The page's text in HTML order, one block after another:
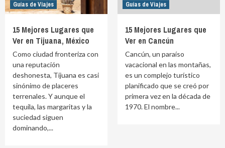
Guías de Viajes
15 Mejores Lugares que
Ver en Tijuana, México
Como ciudad fronteriza con
una reputación
deshonesta, Tijuana es casi
sinónimo de placeres
terrenales. Y aunque el
tequila, las margaritas y la
suciedad siguen
dominando,...
Guías de Viajes
15 Mejores Lugares que
Ver en Cancún
Cancún, un paraíso
vacacional en las montañas,
es un complejo turístico
planificado que se creó por
primera vez en la década de
1970. El nombre...